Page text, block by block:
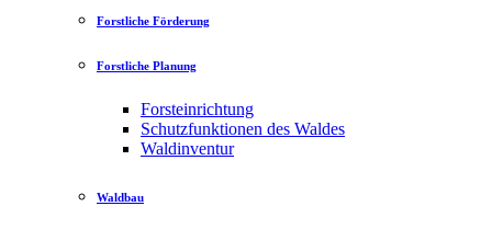
Forstliche Förderung
Forstliche Planung
Forsteinrichtung
Schutzfunktionen des Waldes
Waldinventur
Waldbau